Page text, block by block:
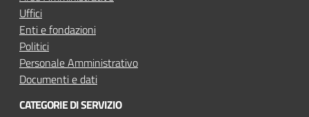
e
Uffici
Enti e fondazioni
Politici
Personale Amministrativo
Documenti e dati
CATEGORIE DI SERVIZIO